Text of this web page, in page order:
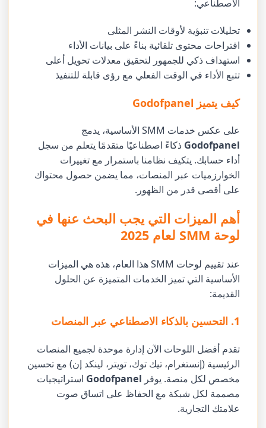
الاصطناعي:
تحليلات تنبؤية لأوقات النشر المثلى
اقتراحات محتوى تلقائية بناءً على بيانات الأداء
استهداف ذكي للجمهور لتحقيق معدلات تحويل أعلى
تتبع الأداء في الوقت الفعلي مع رؤى قابلة للتنفيذ
كيف يتميز Godofpanel
على عكس خدمات SMM الأساسية، يدمج
Godofpanel ذكاءً اصطناعيًا متقدمًا يتعلم من سجل
أداء حسابك. يتكيف نظامنا باستمرار مع تغييرات
الخوارزميات عبر المنصات، مما يضمن حصول محتواك
على أقصى قدر من الظهور.
أهم الميزات التي يجب البحث عنها في
لوحة SMM لعام 2025
عند تقييم لوحات SMM هذا العام، هذه هي الميزات
الأساسية التي تميز الخدمات المتميزة عن الحلول
القديمة:
1. التحسين بالذكاء الاصطناعي عبر المنصات
تقدم أفضل اللوحات الآن إدارة موحدة لجميع المنصات
الرئيسية (إنستغرام، تيك توك، تويتر، لينكد إن) مع تحسين
مخصص لكل منصة. يوفر Godofpanel استراتيجيات
مصممة لكل شبكة مع الحفاظ على اتساق صوت
علامتك التجارية.